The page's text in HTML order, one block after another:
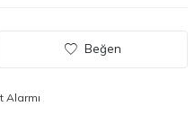
Beğen
Alarmı